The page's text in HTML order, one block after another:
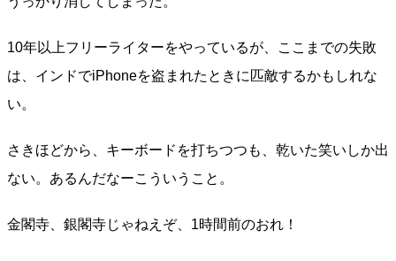
10年以上フリーライターをやっているが、ここまでの失敗
は、インドでiPhoneを盗まれたときに匹敵するかもしれな
い。
さきほどから、キーボードを打ちつつも、乾いた笑いしか出
ない。あるんだなーこういうこと。
金閣寺、銀閣寺じゃねえぞ、1時間前のおれ！